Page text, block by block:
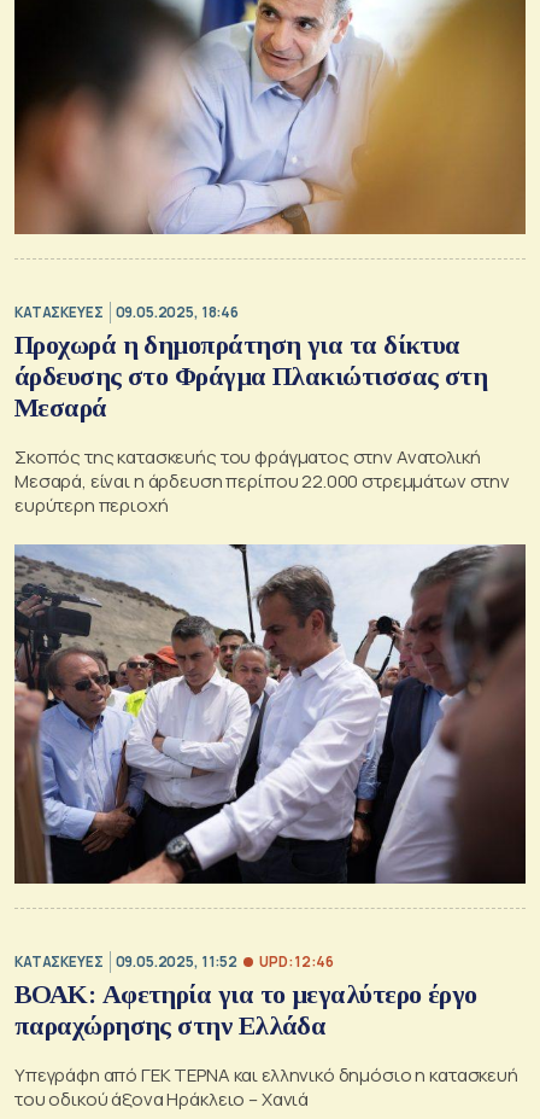
ΚΑΤΑΣΚΕΥΕΣ 09.05.2025, 18:46
Προχωρά η δημοπράτηση για τα δίκτυα
άρδευσης στο Φράγμα Πλακιώτισσας στη
Μεσαρά
Σκοπός της κατασκευής του φράγματος στην Ανατολική
Μεσαρά, είναι η άρδευση περίπου 22.000 στρεμμάτων στην
ευρύτερη περιοχή
ΚΑΤΑΣΚΕΥΕΣ 09.05.2025, 11:52 UPD: 12:46
ΒΟΑΚ: Αφετηρία για το μεγαλύτερο έργο
παραχώρησης στην Ελλάδα
Υπεγράφη από ΓΕΚ ΤΕΡΝΑ και ελληνικό δημόσιο η κατασκευή
του οδικού άξονα Ηράκλειο – Χανιά